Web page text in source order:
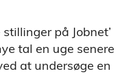
på Jobnet’
tal en uge senere
at undersøge en